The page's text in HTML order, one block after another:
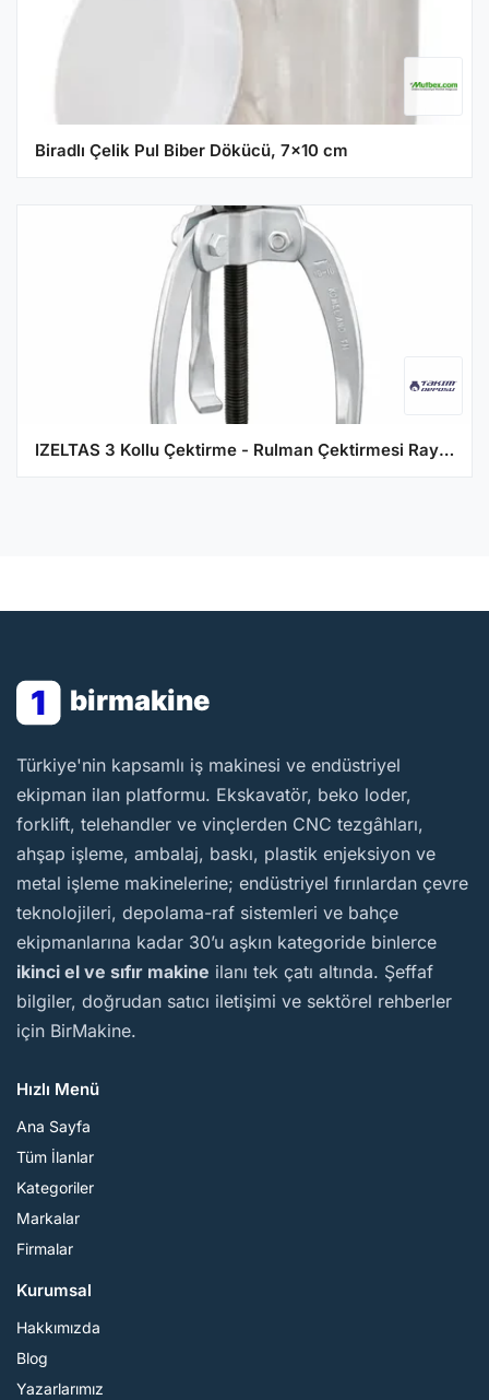
Biradlı Çelik Pul Biber Dökücü, 7x10 cm
IZELTAS 3 Kollu Çektirme - Rulman Çektirmesi Raylı 16 x
1 birmakine
BirMakine
Türkiye'nin kapsamlı iş makinesi ve endüstriyel
ekipman ilan platformu. Ekskavatör, beko loder,
forklift, telehandler ve vinçlerden CNC tezgâhları,
ahşap işleme, ambalaj, baskı, plastik enjeksiyon ve
metal işleme makinelerine; endüstriyel fırınlardan çevre
teknolojileri, depolama-raf sistemleri ve bahçe
ekipmanlarına kadar 30’u aşkın kategoride binlerce
ikinci el ve sıfır makine ilanı tek çatı altında. Şeffaf
bilgiler, doğrudan satıcı iletişimi ve sektörel rehberler
için BirMakine.
Hızlı Menü
Ana Sayfa
Tüm İlanlar
Kategoriler
Markalar
Firmalar
Kurumsal
Hakkımızda
Blog
Yazarlarımız